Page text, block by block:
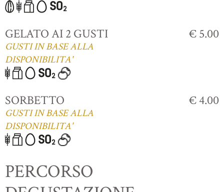
GELATO AI 2 GUSTI
GUSTI IN BASE ALLA
DISPONIBILITA'
€ 5.00
SORBETTO
GUSTI IN BASE ALLA
DISPONIBILITA'
€ 4.00
PERCORSO